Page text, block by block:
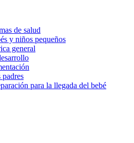
de salud
y niños pequeños
general
padres
para la llegada del bebé